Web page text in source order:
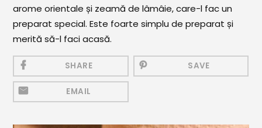
Aperitive Calde
Aperitive Reci
Mezeluri
Ronțăieli
Băuturi
Băuturi calde
arome orientale și zeamă de lâmâie, care-l fac un
preparat special. Este foarte simplu de preparat și
merită să-l faci acasă.
SHARE SAVE
EMAIL